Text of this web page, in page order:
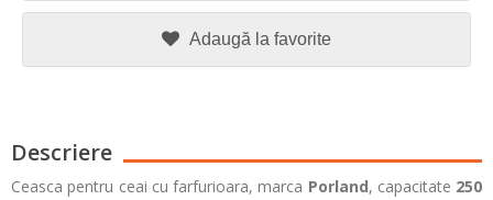
Adaugă la favorite
Descriere
Ceasca pentru ceai cu farfurioara, marca Porland, capacitate 250